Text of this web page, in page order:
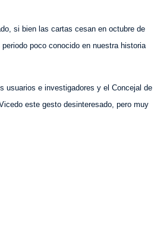
si bien las cartas cesan en octubre de
poco conocido en nuestra historia
usuarios e investigadores y el Concejal de
este gesto desinteresado, pero muy